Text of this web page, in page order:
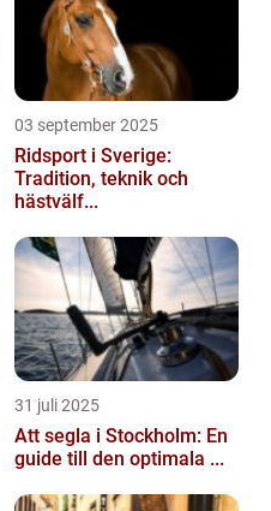
03 september 2025
Ridsport i Sverige:
Tradition, teknik och
hästvälf...
31 juli 2025
Att segla i Stockholm: En
guide till den optimala ...